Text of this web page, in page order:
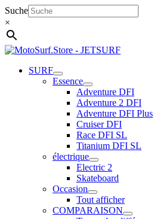
Aller
au
contenu
Suche
×
SURF
Essence
Adventure DFI
Adventure 2 DFI
Adventure DFI Plus
Cruiser DFI
Race DFI SL
Titanium DFI SL
électrique
Electric 2
Skateboard
Occasion
Tout afficher
COMPARAISON